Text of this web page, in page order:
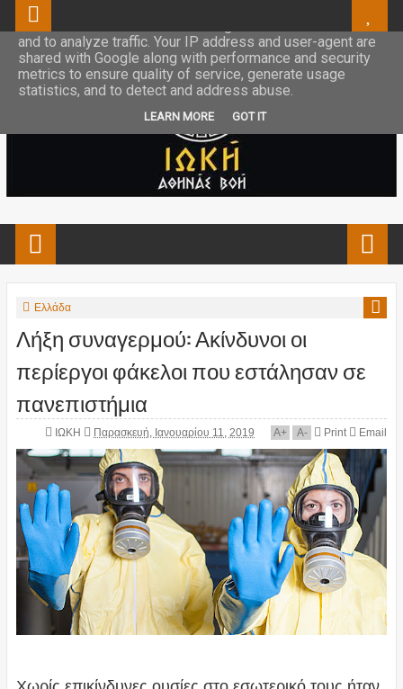
Ελλάδα
Λήξη συναγερμού: Ακίνδυνοι οι
περίεργοι φάκελοι που εστάλησαν σε
πανεπιστήμια
ΙΩΚΗ Παρασκευή, Ιανουαρίου 11, 2019 A+ A- Print Email
This site uses cookies from Google to deliver its services
and to analyze traffic. Your IP address and user-agent are
shared with Google along with performance and security
metrics to ensure quality of service, generate usage
statistics, and to detect and address abuse.
LEARN MORE GOT IT